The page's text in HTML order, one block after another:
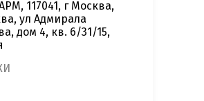
117041, г Москва,
ул Адмирала
дом 4, кв. 6/31/15,